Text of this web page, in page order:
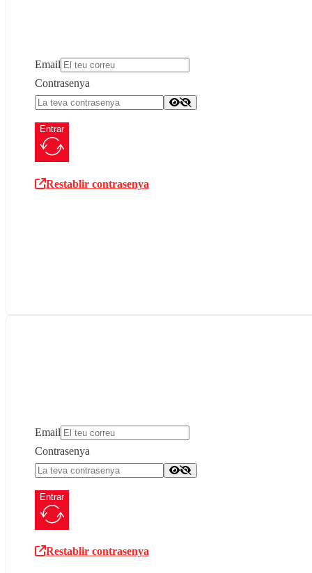
Email
Contrasenya
Entrar
Restablir contrasenya
Email
Contrasenya
Entrar
Restablir contrasenya